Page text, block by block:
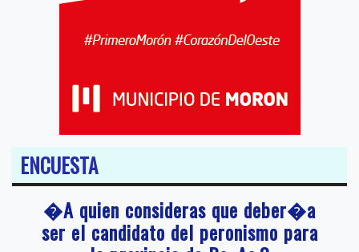
ENCUESTA
�A quien consideras que deber�a
ser el candidato del peronismo para